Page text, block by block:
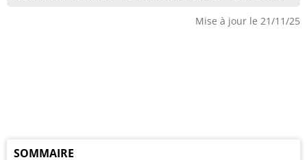
Mise à jour le 21/11/25
SOMMAIRE